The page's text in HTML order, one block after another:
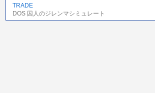
TRADE
DOS 囚人のジレンマシミュレート